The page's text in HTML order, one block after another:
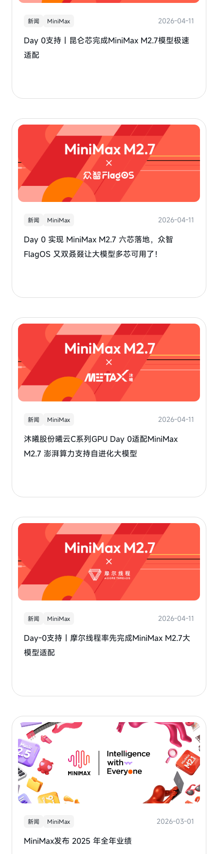
新闻 MiniMax 2026-04-11
Day 0支持｜昆仑芯完成MiniMax M2.7模型极速
适配
新闻 MiniMax 2026-04-11
Day 0 实现 MiniMax M2.7 六芯落地，众智
FlagOS 又双叒叕让大模型多芯可用了！
新闻 MiniMax 2026-04-11
沐曦股份曦云C系列GPU Day 0适配MiniMax
M2.7 澎湃算力支持自进化大模型
新闻 MiniMax 2026-04-11
Day-0支持｜摩尔线程率先完成MiniMax M2.7大
模型适配
新闻 MiniMax 2026-03-01
MiniMax发布 2025 年全年业绩